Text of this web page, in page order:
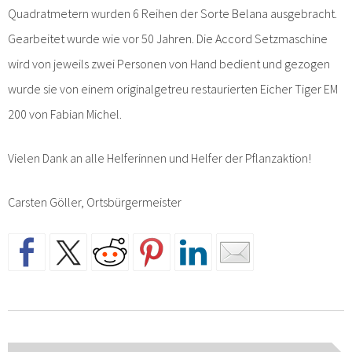
Quadratmetern wurden 6 Reihen der Sorte Belana ausgebracht.
Gearbeitet wurde wie vor 50 Jahren. Die Accord Setzmaschine
wird von jeweils zwei Personen von Hand bedient und gezogen
wurde sie von einem originalgetreu restaurierten Eicher Tiger EM
200 von Fabian Michel.
Vielen Dank an alle Helferinnen und Helfer der Pflanzaktion!
Carsten Göller, Ortsbürgermeister